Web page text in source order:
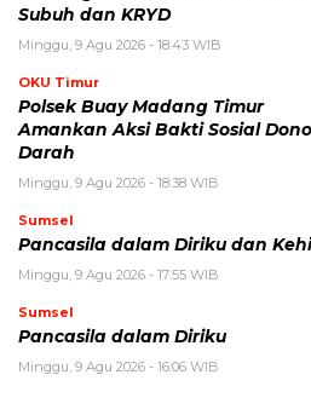
Subuh dan KRYD
Minggu, 9 Agu 2026 - 18:43 WIB
OKU Timur
Polsek Buay Madang Timur
Amankan Aksi Bakti Sosial
Darah
Minggu, 9 Agu 2026 - 18:38 WIB
Sumsel
Pancasila dalam Diriku dan
Minggu, 9 Agu 2026 - 17:55 WIB
Sumsel
Pancasila dalam Diriku
Minggu, 9 Agu 2026 - 16:06 WIB